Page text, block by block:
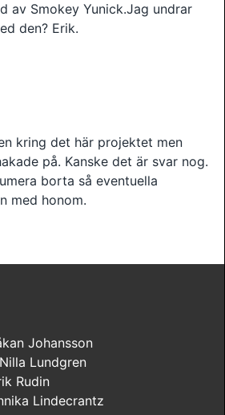
av Smokey Yunick.Jag undrar
den? Erik.
kring det här projektet men
på. Kanske det är svar nog.
borta så eventuella
med honom.
Johansson
Nilla Lundgren
Rudin
Lindecrantz